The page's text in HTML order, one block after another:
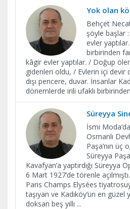
Yok olan
Behçet
şöyle başlar :
evler
birbirinden
kâgir evler yaptılar. / Doğup
gidenleri oldu, / Evlerin içi devir
dışı pencere, duvar. İnsanlar
dönemlerde irili ufaklı
Süreyya
İsmi
Osmanlı
Paşa’nın üç
Süreyya
Kavafyan’a yaptırdığı Süreyya
6 Mart 1927’de törenle
Paris Champs Elysées
taşıyan ve Kadıköy’ün en güzel
doksan beş yıllı ...